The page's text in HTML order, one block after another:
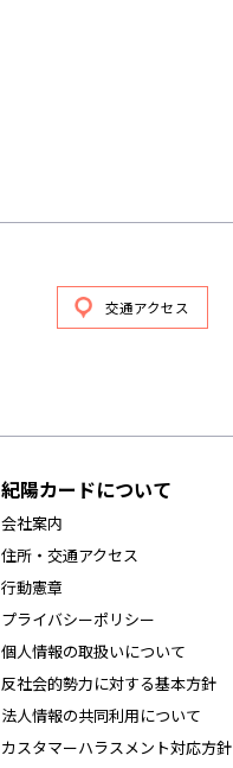
交通アクセス
紀陽カードについて
会社案内
住所・交通アクセス
行動憲章
プライバシーポリシー
個人情報の取扱いについて
反社会的勢力に対する基本方針
法人情報の共同利用について
カスタマーハラスメント対応方針